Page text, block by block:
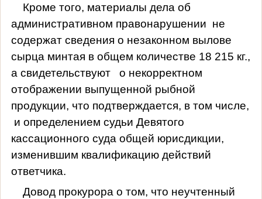
Кроме того, материалы дела об
административном правонарушении не
содержат сведения о незаконном вылове
сырца минтая в общем количестве 18 215 кг.,
а свидетельствуют
о некорректном
отображении выпущенной рыбной
продукции, что подтверждается, в том числе,
и определением судьи Девятого
кассационного суда общей юрисдикции,
изменившим квалификацию действий
ответчика.
Довод прокурора о том, что неучтенный